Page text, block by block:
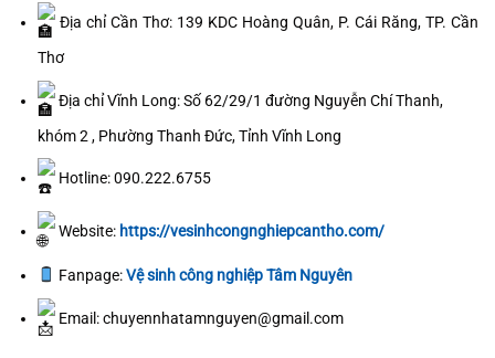
Địa chỉ Cần Thơ: 139 KDC Hoàng Quân, P. Cái Răng, TP. Cần
Thơ
Địa chỉ Vĩnh Long: Số 62/29/1 đường Nguyễn Chí Thanh,
khóm 2 , Phường Thanh Đức, Tỉnh Vĩnh Long
Hotline: 090.222.6755
Website: https://vesinhcongnghiepcantho.com/
Fanpage:Vệ sinh công nghiệp Tâm Nguyên
Email: chuyennhatamnguyen@gmail.com